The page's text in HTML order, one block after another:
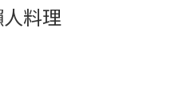
料理